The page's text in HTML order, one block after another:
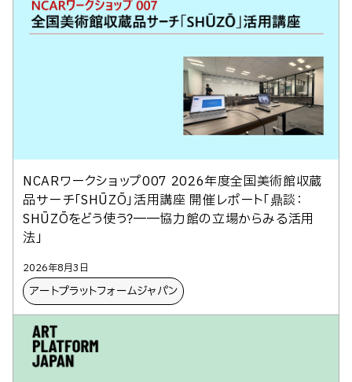
NCARワークショップ007 2026年度全国美術館収蔵
品サーチ「SHŪZŌ」活用講座 開催レポート「鼎談：
SHŪZŌをどう使う？――協力館の立場からみる活用
法」
2026年8月3日
アートプラットフォームジャパン